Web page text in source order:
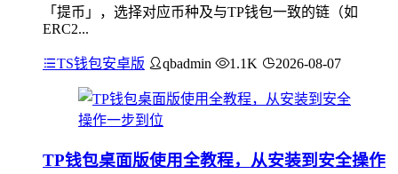
「提币」，选择对应币种及与TP钱包一致的链（如
ERC2...
TS钱包安卓版 qbadmin 1.1K 2026-08-07
TP钱包桌面版使用全教程，从安装到安全操作